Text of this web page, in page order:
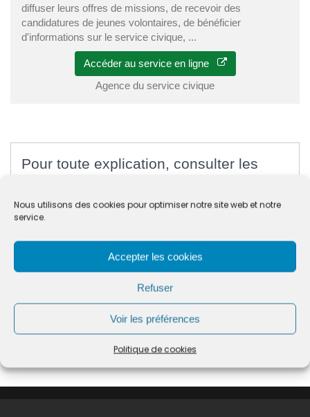
Nous utilisons des cookies pour optimiser notre site web et notre
service.
Accepter les cookies
Refuser
Voir les préférences
Politique de cookies
diffuser leurs offres de missions, de recevoir des
candidatures de jeunes volontaires, de bénéficier
d'informations sur le service civique, ...
Accéder au service en ligne
Agence du service civique
Pour toute explication, consulter les
PARTICULIERS
Agrément de service civique et de volontariat
Direction de l'information légale et administrative
comarquage developpé parbaseo.io